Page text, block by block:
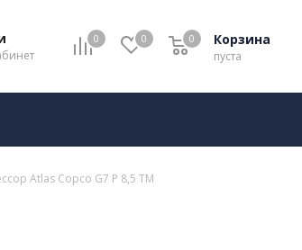
0 0 Корзина
пуста
0
Atlas Copco G7 P 8,5 TM